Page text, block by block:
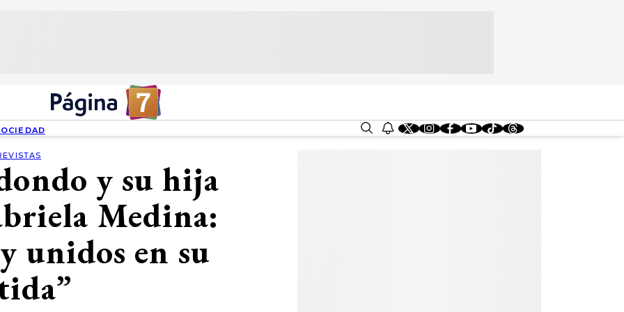
y su hija
Medina:
unidos en su